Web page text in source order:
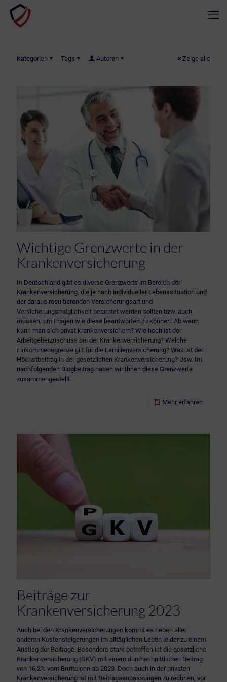
Kategorien Tags Autoren Zeige alle
Wichtige Grenzwerte in der
Krankenversicherung
In Deutschland gibt es diverse Grenzwerte im Bereich der
Krankenversicherung, die je nach individueller Lebenssituation und
der daraus resultierenden Versicherungsart und
Versicherungsmöglichkeit beachtet werden sollten bzw. auch
müssen, um Fragen wie diese beantworten zu können: Ab wann
kann man sich privat krankenversichern? Wie hoch ist der
Arbeitgeberzuschuss bei der Krankenversicherung? Welche
Einkommensgrenze gilt für die Familienversicherung? Was ist der
Höchstbeitrag in der gesetzlichen Krankenversicherung? Usw. Im
nachfolgenden Blogbeitrag haben wir Ihnen diese Grenzwerte
zusammengestellt.
Mehr erfahren
Beiträge zur
Krankenversicherung 2023
Auch bei den Krankenversicherungen kommt es neben aller
anderen Kostensteigerungen im alltäglichen Leben leider zu einem
Anstieg der Beiträge. Besonders stark betroffen ist die gesetzliche
Krankenversicherung (GKV) mit einem durchschnittlichen Beitrag
von 16,2% vom Bruttolohn ab 2023. Doch auch in der privaten
Krankenversicherung ist mit Beitragsanpassungen zu rechnen, vor